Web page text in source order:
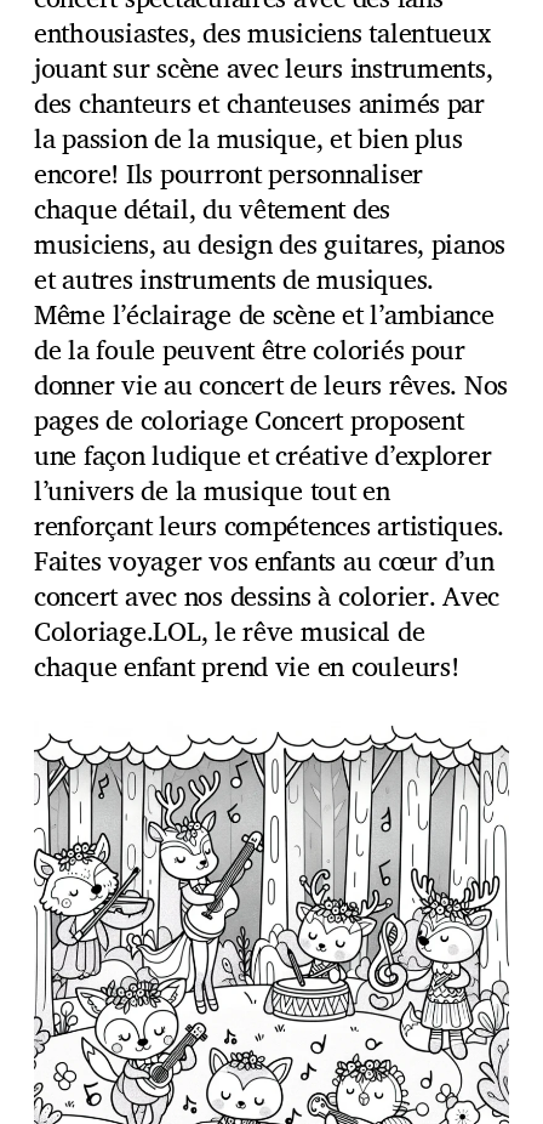
enthousiastes, des musiciens talentueux
jouant sur scène avec leurs instruments,
des chanteurs et chanteuses animés par
la passion de la musique, et bien plus
encore! Ils pourront personnaliser
chaque détail, du vêtement des
musiciens, au design des guitares, pianos
et autres instruments de musiques.
Même l’éclairage de scène et l’ambiance
de la foule peuvent être coloriés pour
donner vie au concert de leurs rêves. Nos
pages de coloriage Concert proposent
une façon ludique et créative d’explorer
l’univers de la musique tout en
renforçant leurs compétences artistiques.
Faites voyager vos enfants au cœur d’un
concert avec nos dessins à colorier. Avec
Coloriage.LOL, le rêve musical de
chaque enfant prend vie en couleurs!